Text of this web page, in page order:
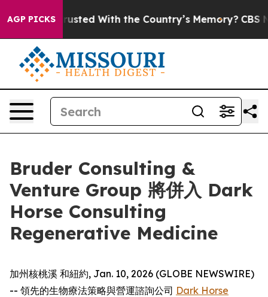
AGP PICKS
be Trusted With the Country’s Memory? CBS
Bruder Consulting &
Venture Group 將併入 Dark
Horse Consulting
Regenerative Medicine
加州核桃溪 和紐約, Jan. 10, 2026 (GLOBE NEWSWIRE)
-- 領先的生物療法策略與營運諮詢公司 Dark Horse